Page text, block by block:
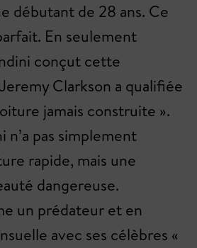
débutant de 28 ans. Ce
En seulement
conçut cette
Clarkson a qualifiée
jamais construite ».
n’a pas simplement
rapide, mais une
dangereuse.
un prédateur et en
avec ses célèbres «